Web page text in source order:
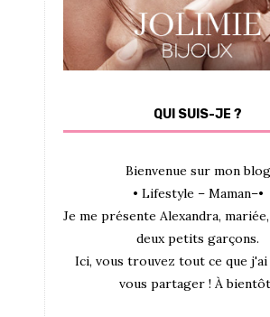
QUI SUIS-JE ?
Bienvenue sur mon blog
• Lifestyle – Maman–•
Je me présente Alexandra,
deux petits garçons.
Ici, vous trouvez tout ce que j'ai
vous partager ! À